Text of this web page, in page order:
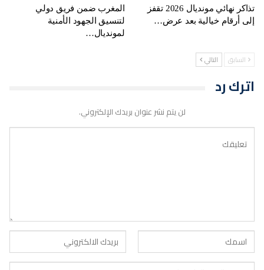
تذاكر نهائي مونديال 2026 تقفز
إلى أرقام خيالية بعد عرض…
المغرب ضمن فريق دولي
لتنسيق الجهود الأمنية
لمونديال…
السابق التالي
اترك رد
لن يتم نشر عنوان بريدك الإلكتروني.